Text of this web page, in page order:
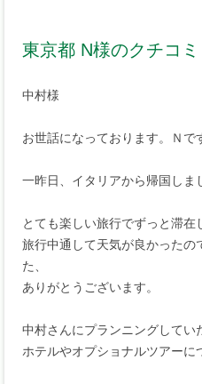
東京都 N様のクチコミ
中村様
お世話になっております。Ｎで
一昨日、イタリアから帰国しま
とても楽しい旅行でずっと滞在
旅行中通して天気が良かったの
た、
ありがとうございます。
中村さんにプランニングしてい
ホテルやオプショナルツアーに